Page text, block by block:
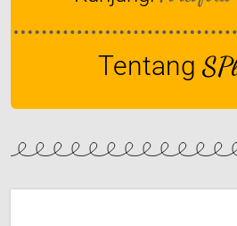
Tentang